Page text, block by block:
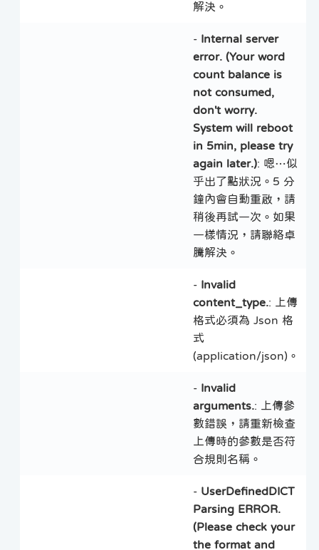
解決。
- Internal server
error. (Your word
count balance is
not consumed,
don't worry.
System will reboot
in 5min, please try
again later.): 嗯…似
乎出了點狀況。5 分
鐘內會自動重啟，請
稍後再試一次。如果
一樣情況，請聯絡卓
騰解決。
- Invalid
content_type.: 上傳
格式必須為 Json 格
式
(application/json)。
- Invalid
arguments.: 上傳參
數錯誤，請重新檢查
上傳時的參數是否符
合規則名稱。
- UserDefinedDICT
Parsing ERROR.
(Please check your
the format and